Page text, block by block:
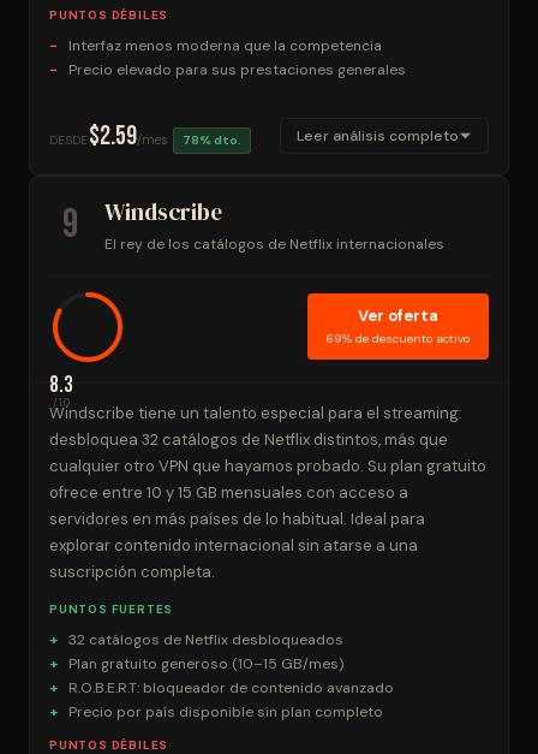
PUNTOS DÉBILES
Interfaz menos moderna que la competencia
Precio elevado para sus prestaciones generales
DESDE $2.59/mes 78% dto. Leer análisis completo
9 Windscribe
El rey de los catálogos de Netflix internacionales
8.3
/10
Ver oferta
69% de descuento activo
Windscribe tiene un talento especial para el streaming:
desbloquea 32 catálogos de Netflix distintos, más que
cualquier otro VPN que hayamos probado. Su plan gratuito
ofrece entre 10 y 15 GB mensuales con acceso a
servidores en más países de lo habitual. Ideal para
explorar contenido internacional sin atarse a una
suscripción completa.
PUNTOS FUERTES
32 catálogos de Netflix desbloqueados
Plan gratuito generoso (10–15 GB/mes)
R.O.B.E.R.T: bloqueador de contenido avanzado
Precio por país disponible sin plan completo
PUNTOS DÉBILES